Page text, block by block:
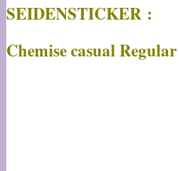
SEIDENSTICKER :
Chemise casual